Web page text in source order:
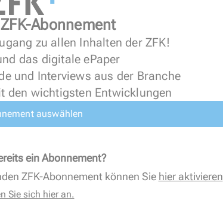
Abonnement
zu allen Inhalten der ZFK!
das digitale ePaper
und Interviews aus der Branche
den wichtigsten Entwicklungen
auswählen
ein Abonnement?
ZFK-Abonnement können Sie hier aktivieren
Sie sich hier an.